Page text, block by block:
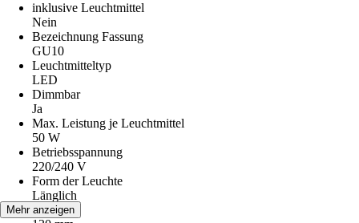
inklusive Leuchtmittel
Nein
Bezeichnung Fassung
GU10
Leuchtmitteltyp
LED
Dimmbar
Ja
Max. Leistung je Leuchtmittel
50 W
Betriebsspannung
220/240 V
Form der Leuchte
Länglich
Höhe
Mehr anzeigen